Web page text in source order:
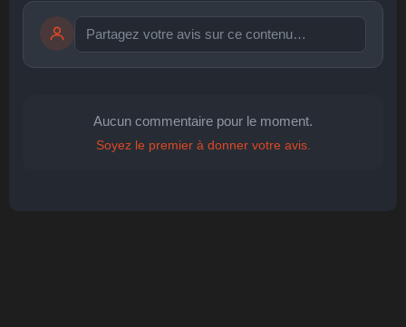
publication immédiate Publier
Aucun commentaire pour le moment.
Soyez le premier à donner votre avis.